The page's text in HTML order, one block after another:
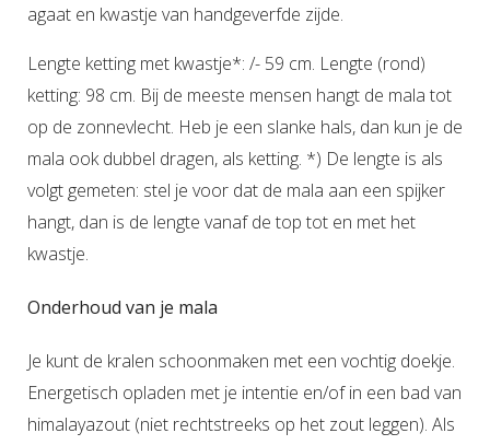
agaat en kwastje van handgeverfde zijde.
Lengte ketting met kwastje*: /- 59 cm. Lengte (rond)
ketting: 98 cm. Bij de meeste mensen hangt de mala tot
op de zonnevlecht. Heb je een slanke hals, dan kun je de
mala ook dubbel dragen, als ketting. *) De lengte is als
volgt gemeten: stel je voor dat de mala aan een spijker
hangt, dan is de lengte vanaf de top tot en met het
kwastje.
Onderhoud van je mala
Je kunt de kralen schoonmaken met een vochtig doekje.
Energetisch opladen met je intentie en/of in een bad van
himalayazout (niet rechtstreeks op het zout leggen). Als